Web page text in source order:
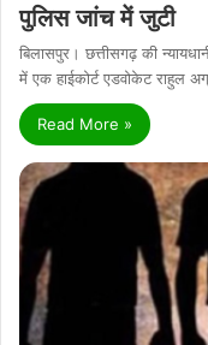
पुलिस जांच में जुटी
बिलासपुर। छत्तीसगढ़ की
में एक हाईकोर्ट एडवोकेट राहुल
Read More »